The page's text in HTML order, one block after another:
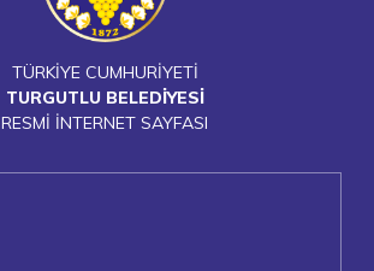
TÜRKİYE CUMHURİYETİ
TURGUTLU BELEDİYESİ
RESMİ İNTERNET SAYFASI